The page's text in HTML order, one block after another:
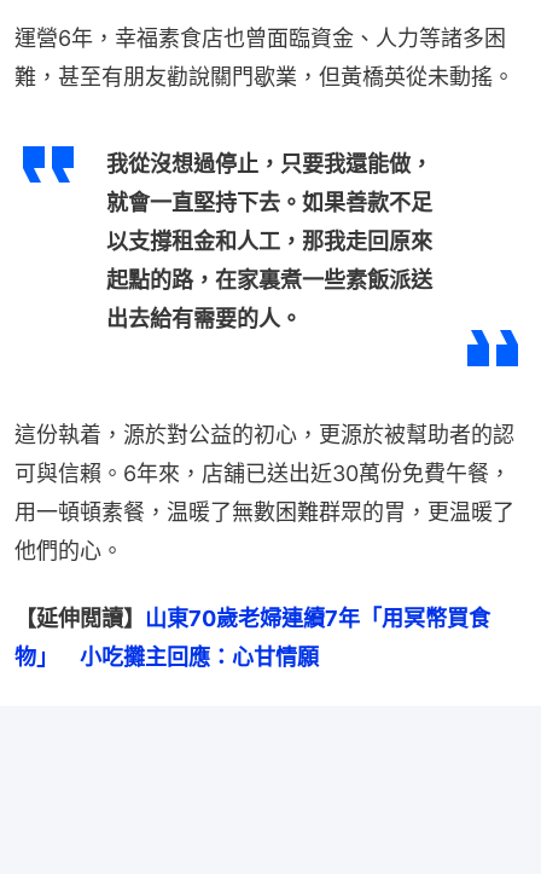
運營6年，幸福素食店也曾面臨資金、人力等諸多困
難，甚至有朋友勸說關門歇業，但黃橋英從未動搖。
我從沒想過停止，只要我還能做，
就會一直堅持下去。如果善款不足
以支撐租金和人工，那我走回原來
起點的路，在家裏煮一些素飯派送
出去給有需要的人。
這份執着，源於對公益的初心，更源於被幫助者的認
可與信賴。6年來，店舖已送出近30萬份免費午餐，
用一頓頓素餐，温暖了無數困難群眾的胃，更温暖了
他們的心。
【延伸閲讀】 山東70歲老婦連續7年「用冥幣買食
物」　小吃攤主回應：心甘情願